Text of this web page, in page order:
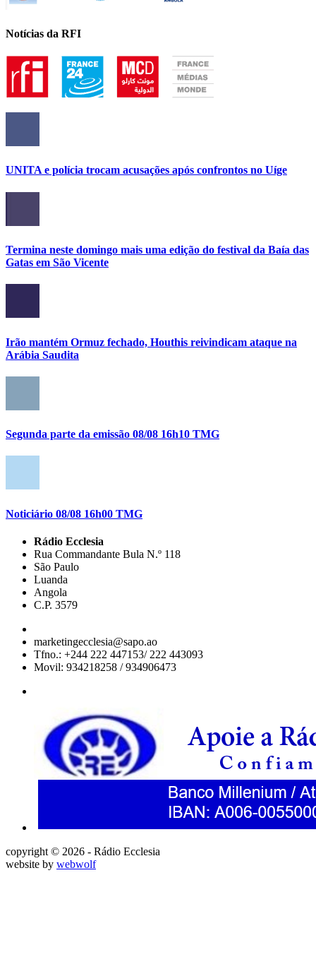
Notícias da RFI
UNITA e polícia trocam acusações após confrontos no Uíge
Termina neste domingo mais uma edição do festival da Baía das
Gatas em São Vicente
Irão mantém Ormuz fechado, Houthis reivindicam ataque na
Arábia Saudita
Segunda parte da emissão 08/08 16h10 TMG
Noticiário 08/08 16h00 TMG
Rádio Ecclesia
Rua Commandante Bula N.º 118
São Paulo
Luanda
Angola
C.P. 3579
marketingecclesia@sapo.ao
Tfno.: +244 222 447153/ 222 443093
Movil: 934218258 / 934906473
copyright © 2026 - Rádio Ecclesia
website by webwolf